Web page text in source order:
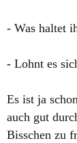
- Was haltet
- Lohnt es
Es ist ja
auch gut
Bisschen zu